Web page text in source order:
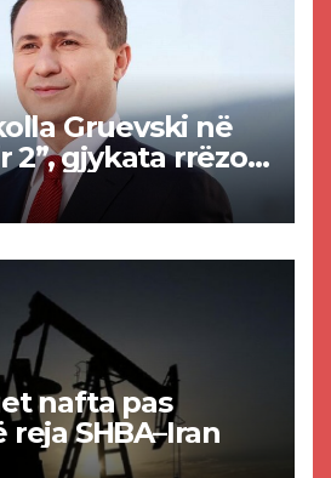
Gruevski në
2”, gjykata rrëzon
e
selisë së
nafta pas
SHBA–Iran